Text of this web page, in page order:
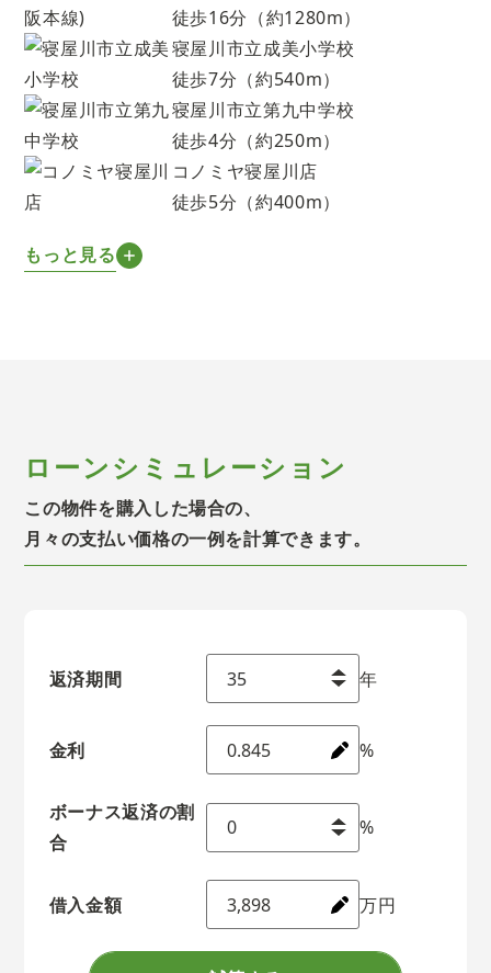
徒歩16分（約1280m）
寝屋川市立成美小学校
徒歩7分（約540m）
寝屋川市立第九中学校
徒歩4分（約250m）
コノミヤ寝屋川店
徒歩5分（約400m）
もっと見る
ローンシミュレーション
この物件を購入した場合の、
月々の支払い価格の一例を計算できます。
返済期間 年
金利 %
ボーナス返済の割
合
%
借入金額 万円